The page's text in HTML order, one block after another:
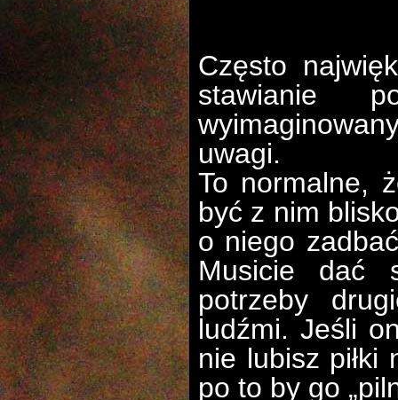
Często
stawianie
uwagi.
To normalne,
być z nim
o niego
Musicie dać
potrzeby
ludźmi. Jeśli
nie lubisz piłki
po to by go